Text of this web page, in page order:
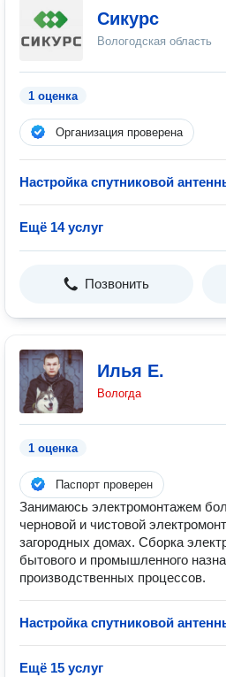
Сикурс
Вологодская область
1 оценка
Организация проверена
Настройка спутниковой
Ещё 14 услуг
Позвонить
Илья Е.
Вологда
1 оценка
Паспорт проверен
Занимаюсь электромонтажем
черновой и чистовой
загородных домах. Сборка
бытового и промышленного
производственных процессов.
Настройка спутниковой
Ещё 15 услуг